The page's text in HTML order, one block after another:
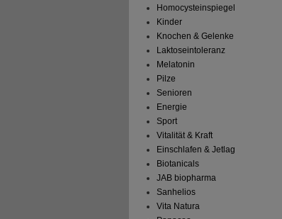
Homocysteinspiegel
Kinder
Knochen & Gelenke
Laktoseintoleranz
Melatonin
Pilze
Senioren
Energie
Sport
Vitalität & Kraft
Einschlafen & Jetlag
Biotanicals
JAB biopharma
Sanhelios
Vita Natura